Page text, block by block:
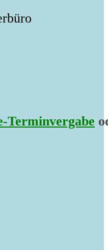
Terminvergabe